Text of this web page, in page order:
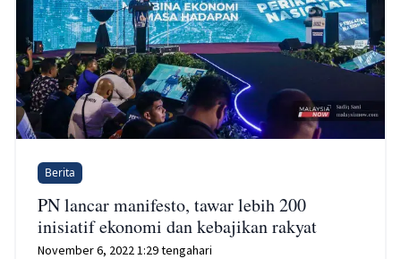
Berita
PN lancar manifesto, tawar lebih 200
inisiatif ekonomi dan kebajikan rakyat
November 6, 2022 1:29 tengahari